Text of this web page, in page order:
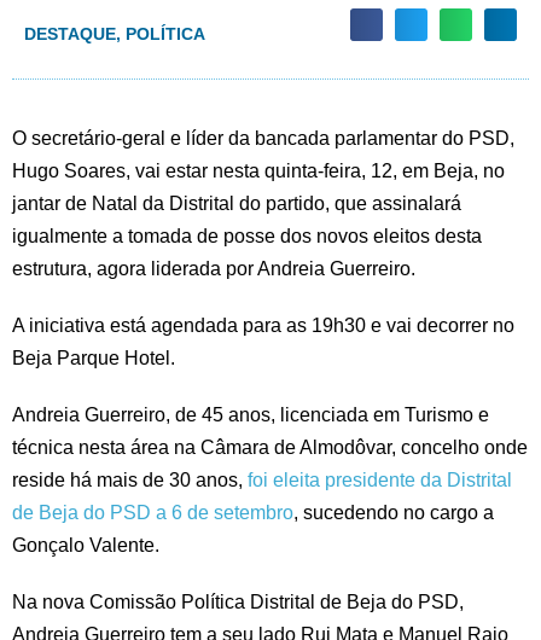
DESTAQUE, POLÍTICA
O secretário-geral e líder da bancada parlamentar do PSD,
Hugo Soares, vai estar nesta quinta-feira, 12, em Beja, no
jantar de Natal da Distrital do partido, que assinalará
igualmente a tomada de posse dos novos eleitos desta
estrutura, agora liderada por Andreia Guerreiro.
A iniciativa está agendada para as 19h30 e vai decorrer no
Beja Parque Hotel.
Andreia Guerreiro, de 45 anos, licenciada em Turismo e
técnica nesta área na Câmara de Almodôvar, concelho onde
reside há mais de 30 anos, foi eleita presidente da Distrital
de Beja do PSD a 6 de setembro, sucedendo no cargo a
Gonçalo Valente.
Na nova Comissão Política Distrital de Beja do PSD,
Andreia Guerreiro tem a seu lado Rui Mata e Manuel Raio